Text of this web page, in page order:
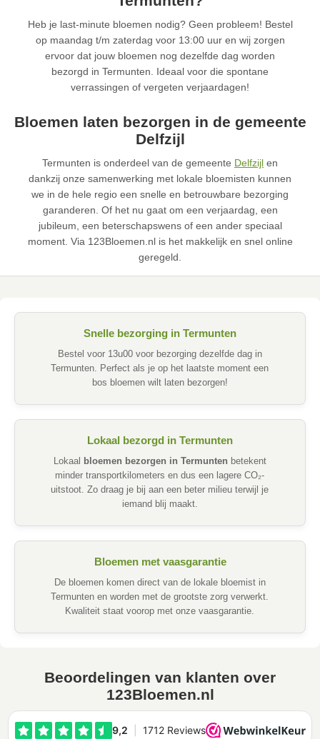
Heb je last-minute bloemen nodig? Geen probleem! Bestel
op maandag t/m zaterdag voor 13:00 uur en wij zorgen
ervoor dat jouw bloemen nog dezelfde dag worden
bezorgd in Termunten. Ideaal voor die spontane
verrassingen of vergeten verjaardagen!
Bloemen laten bezorgen in de gemeente
Delfzijl
Termunten is onderdeel van de gemeente Delfzijl en
dankzij onze samenwerking met lokale bloemisten kunnen
we in de hele regio een snelle en betrouwbare bezorging
garanderen. Of het nu gaat om een verjaardag, een
jubileum, een beterschapswens of een ander speciaal
moment. Via 123Bloemen.nl is het makkelijk en snel online
geregeld.
Snelle bezorging in Termunten
Bestel voor 13u00 voor bezorging dezelfde dag in
Termunten. Perfect als je op het laatste moment een
bos bloemen wilt laten bezorgen!
Lokaal bezorgd in Termunten
Lokaal bloemen bezorgen in Termunten betekent
minder transportkilometers en dus een lagere CO₂-
uitstoot. Zo draag je bij aan een beter milieu terwijl je
iemand blij maakt.
Bloemen met vaasgarantie
De bloemen komen direct van de lokale bloemist in
Termunten en worden met de grootste zorg verwerkt.
Kwaliteit staat voorop met onze vaasgarantie.
Beoordelingen van klanten over
123Bloemen.nl